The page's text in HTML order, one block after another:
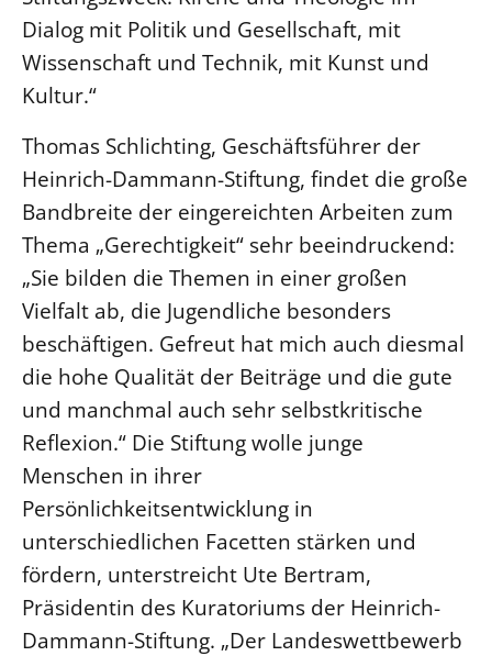
Dialog mit Politik und Gesellschaft, mit
Wissenschaft und Technik, mit Kunst und
Kultur.“
Thomas Schlichting, Geschäftsführer der
Heinrich-Dammann-Stiftung, findet die große
Bandbreite der eingereichten Arbeiten zum
Thema „Gerechtigkeit“ sehr beeindruckend:
„Sie bilden die Themen in einer großen
Vielfalt ab, die Jugendliche besonders
beschäftigen. Gefreut hat mich auch diesmal
die hohe Qualität der Beiträge und die gute
und manchmal auch sehr selbstkritische
Reflexion.“ Die Stiftung wolle junge
Menschen in ihrer
Persönlichkeitsentwicklung in
unterschiedlichen Facetten stärken und
fördern, unterstreicht Ute Bertram,
Präsidentin des Kuratoriums der Heinrich-
Dammann-Stiftung. „Der Landeswettbewerb